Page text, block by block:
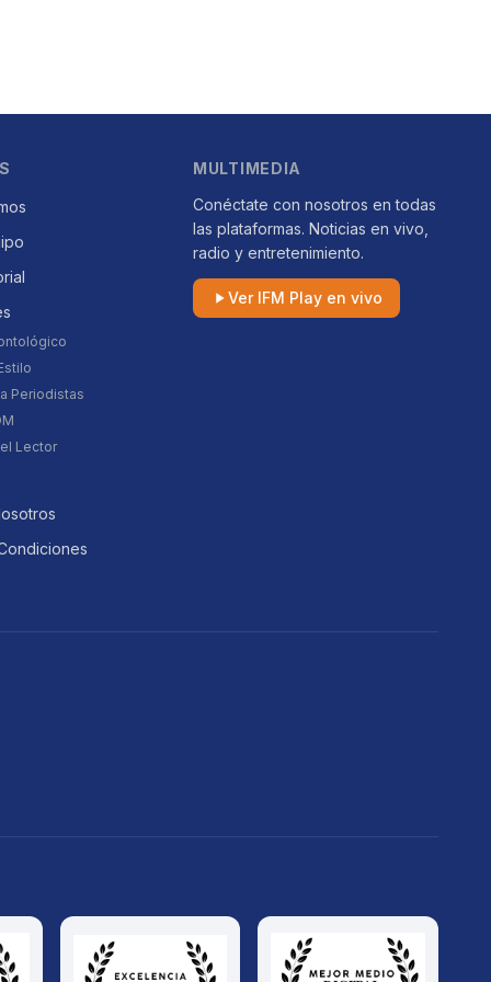
Periodistas
Lector
MULTIMEDIA
Conéctate con nosotros en todas
las plataformas. Noticias en vivo,
radio y entretenimiento.
Ver IFM Play en vivo